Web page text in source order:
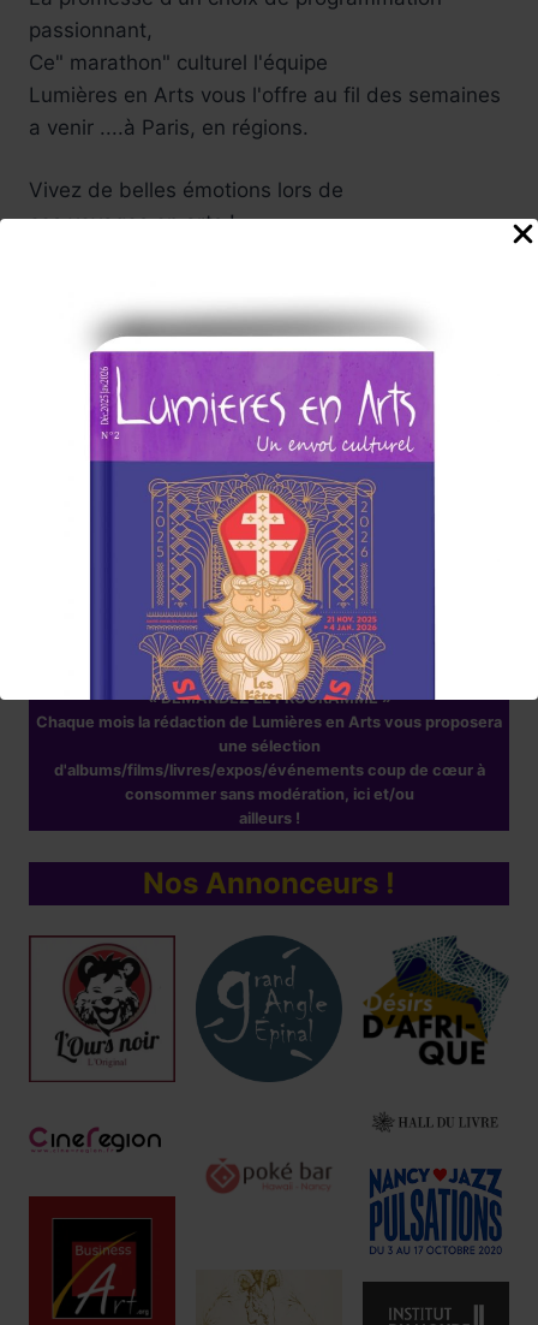
Réservez !
passionnant,
Ce" marathon" culturel l'équipe
Lumières en Arts vous l'offre au fil des semaines
a venir ....à Paris, en régions.
Vivez de belles émotions lors de
ces voyages en arts !
aventure culturelle , nous serons attentifs à vos
suggestions .
Carine, et toute l'équipe
de rédaction du Magazine
Abonnez-vous à la Newsletter
Lumières en Arts
www.lumieresenarts.fr
@lumieresenartsofficiel
« DEMANDEZ LE PROGRAMME »
Chaque mois la rédaction de Lumières en Arts vous proposera
une sélection
d'albums/films/livres/expos/événements coup de cœur à
consommer sans modération, ici et/ou
ailleurs !
Nos Annonceurs !